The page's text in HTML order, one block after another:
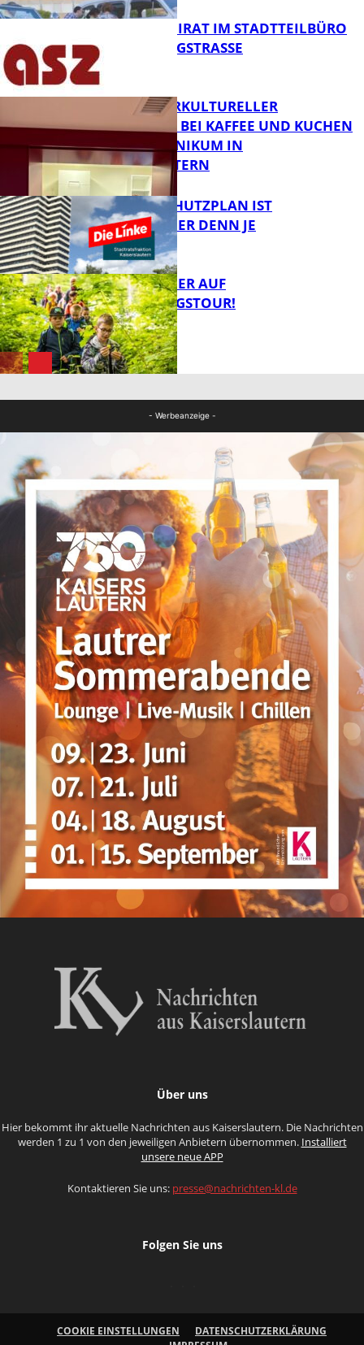
FB News
FB News
SENIORENBEIRAT IM STADTTEILBÜRO
IN DER KÖNIGSTRASSE
FB Gesundheit
NEUER INTERKULTURELLER
TREFFPUNKT BEI KAFFEE UND KUCHEN
IM PFALZKLINIKUM IN
KAISERSLAUTERN
FB News
EIN HITZESCHUTZPLAN IST
NOTWENDIGER DENN JE
MIT DEM JÄGER AUF
ENTDECKUNGSTOUR!
- Werbeanzeige -
Über uns
Hier bekommt ihr aktuelle Nachrichten aus Kaiserslautern. Die Nachrichten
werden 1 zu 1 von den jeweiligen Anbietern übernommen. Installiert
unsere neue APP
Kontaktieren Sie uns: presse@nachrichten-kl.de
Folgen Sie uns
COOKIE EINSTELLUNGEN
DATENSCHUTZERKLÄRUNG